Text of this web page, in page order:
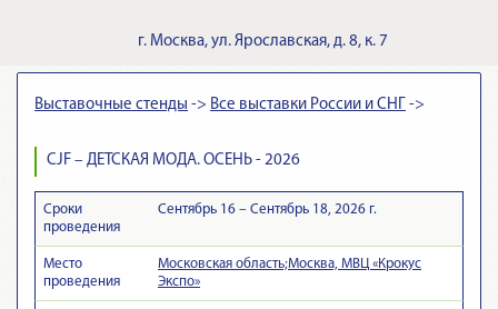
г. Москва, ул. Ярославская, д. 8, к. 7
Выставочные стенды -> Все выставки России и СНГ ->
CJF – ДЕТСКАЯ МОДА. ОСЕНЬ - 2026
Сроки
проведения
Сентябрь 16 – Сентябрь 18, 2026 г.
Место
проведения
Московская область;Москва, МВЦ «Крокус
Экспо»